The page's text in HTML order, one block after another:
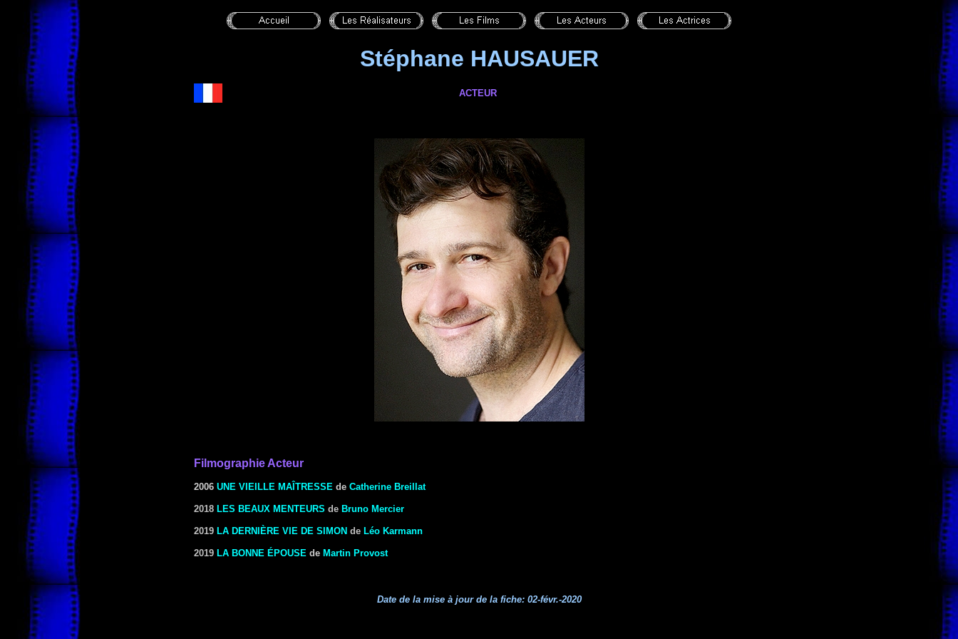
Stéphane HAUSAUER
ACTEUR
Filmographie Acteur
2006 UNE VIEILLE MAÎTRESSE de Catherine Breillat
2018 LES BEAUX MENTEURS de Bruno Mercier
2019 LA DERNIÈRE VIE DE SIMON de Léo Karmann
2019 LA BONNE ÉPOUSE de Martin Provost
Date de la mise à jour de la fiche: 02-févr.-2020